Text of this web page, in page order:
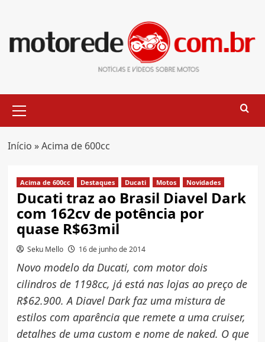
content
Menu
Início »Acima de 600cc
Acima de 600cc Destaques Ducati Motos Novidades
Ducati traz ao Brasil Diavel Dark
com 162cv de potência por
quase R$63mil
Seku Mello 16 de junho de 2014
Novo modelo da Ducati, com motor dois
cilindros de 1198cc, já está nas lojas ao preço de
R$62.900. A Diavel Dark faz uma mistura de
estilos com aparência que remete a uma cruiser,
detalhes de uma custom e nome de naked. O que